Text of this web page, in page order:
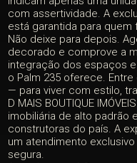
com assertividade. A
está garantida para quem
Não deixe para depois.
decorado e comprove a
integração dos espaços
o Palm 235 oferece.
— para viver com estilo,
D MAIS BOUTIQUE
imobiliária de alto padrão
construtoras do país. A
um atendimento
segura.